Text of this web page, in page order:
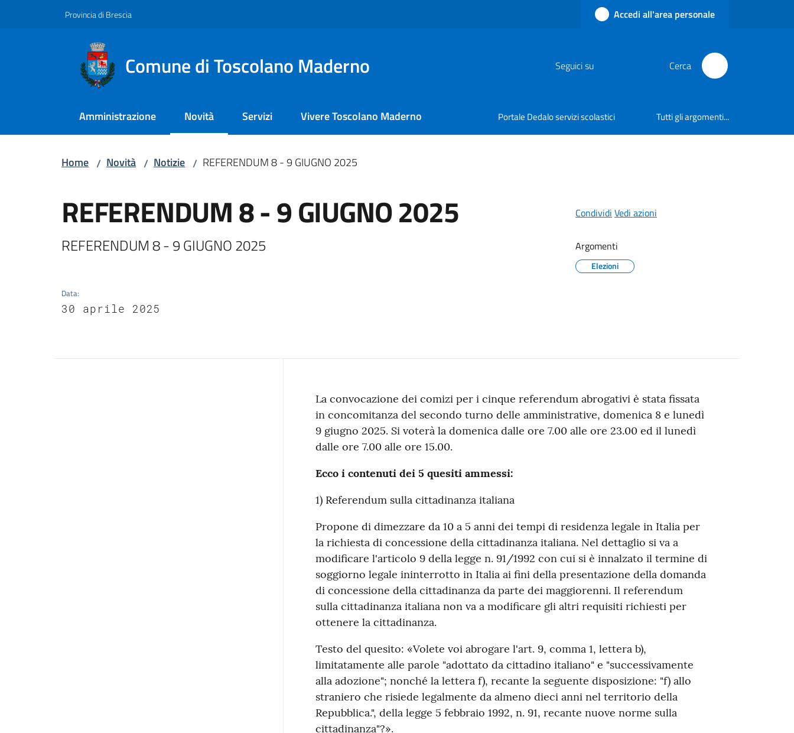
Provincia di Brescia Accedi all'area personale
Comune di Toscolano Maderno Seguici su Cerca
Amministrazione Novità
Menu selezionato
Servizi Vivere Toscolano Maderno Portale Dedalo servizi scolastici Tutti gli argomenti...
Home / Novità / Notizie / REFERENDUM 8 - 9 GIUGNO 2025
REFERENDUM 8 - 9 GIUGNO 2025
REFERENDUM 8 - 9 GIUGNO 2025
Data:
30 aprile 2025
Condividi Vedi azioni
Argomenti
Elezioni
Contenuto
La convocazione dei comizi per i cinque referendum abrogativi è stata fissata
in concomitanza del secondo turno delle amministrative, domenica 8 e lunedì
9 giugno 2025. Si voterà la domenica dalle ore 7.00 alle ore 23.00 ed il lunedì
dalle ore 7.00 alle ore 15.00.
Ecco i contenuti dei 5 quesiti ammessi:
1) Referendum sulla cittadinanza italiana
Propone di dimezzare da 10 a 5 anni dei tempi di residenza legale in Italia per
la richiesta di concessione della cittadinanza italiana. Nel dettaglio si va a
modificare l'articolo 9 della legge n. 91/1992 con cui si è innalzato il termine di
soggiorno legale ininterrotto in Italia ai fini della presentazione della domanda
di concessione della cittadinanza da parte dei maggiorenni. Il referendum
sulla cittadinanza italiana non va a modificare gli altri requisiti richiesti per
ottenere la cittadinanza.
Testo del quesito: «Volete voi abrogare l'art. 9, comma 1, lettera b),
limitatamente alle parole "adottato da cittadino italiano" e "successivamente
alla adozione"; nonché la lettera f), recante la seguente disposizione: "f) allo
straniero che risiede legalmente da almeno dieci anni nel territorio della
Repubblica.", della legge 5 febbraio 1992, n. 91, recante nuove norme sulla
cittadinanza"?».